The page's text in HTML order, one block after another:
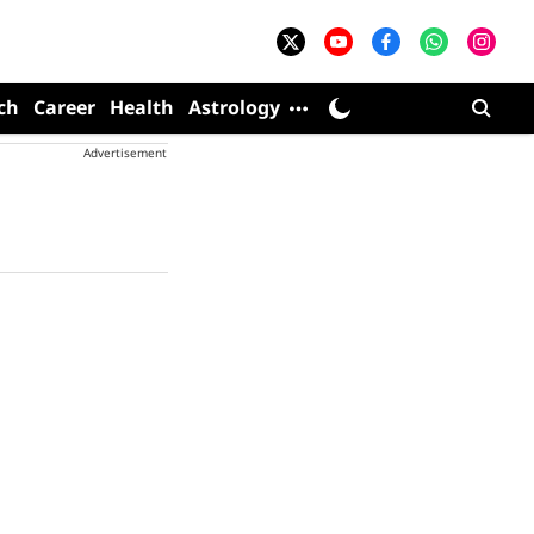
Career Health Astrology
Advertisement